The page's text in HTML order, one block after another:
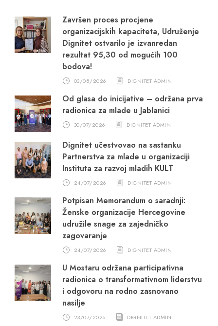
Završen proces procjene
organizacijskih kapaciteta, Udruženje
Dignitet ostvarilo je izvanredan
rezultat 95,30 od mogućih 100
bodova!
03/08/2026 DIGNITET ADMIN
Od glasa do inicijative – održana prva
radionica za mlade u Jablanici
30/07/2026 DIGNITET ADMIN
Dignitet učestvovao na sastanku
Partnerstva za mlade u organizaciji
Instituta za razvoj mladih KULT
24/07/2026 DIGNITET ADMIN
Potpisan Memorandum o saradnji:
Ženske organizacije Hercegovine
udružile snage za zajedničko
zagovaranje
24/07/2026 DIGNITET ADMIN
U Mostaru održana participativna
radionica o transformativnom liderstvu
i odgovoru na rodno zasnovano
nasilje
23/07/2026 DIGNITET ADMIN